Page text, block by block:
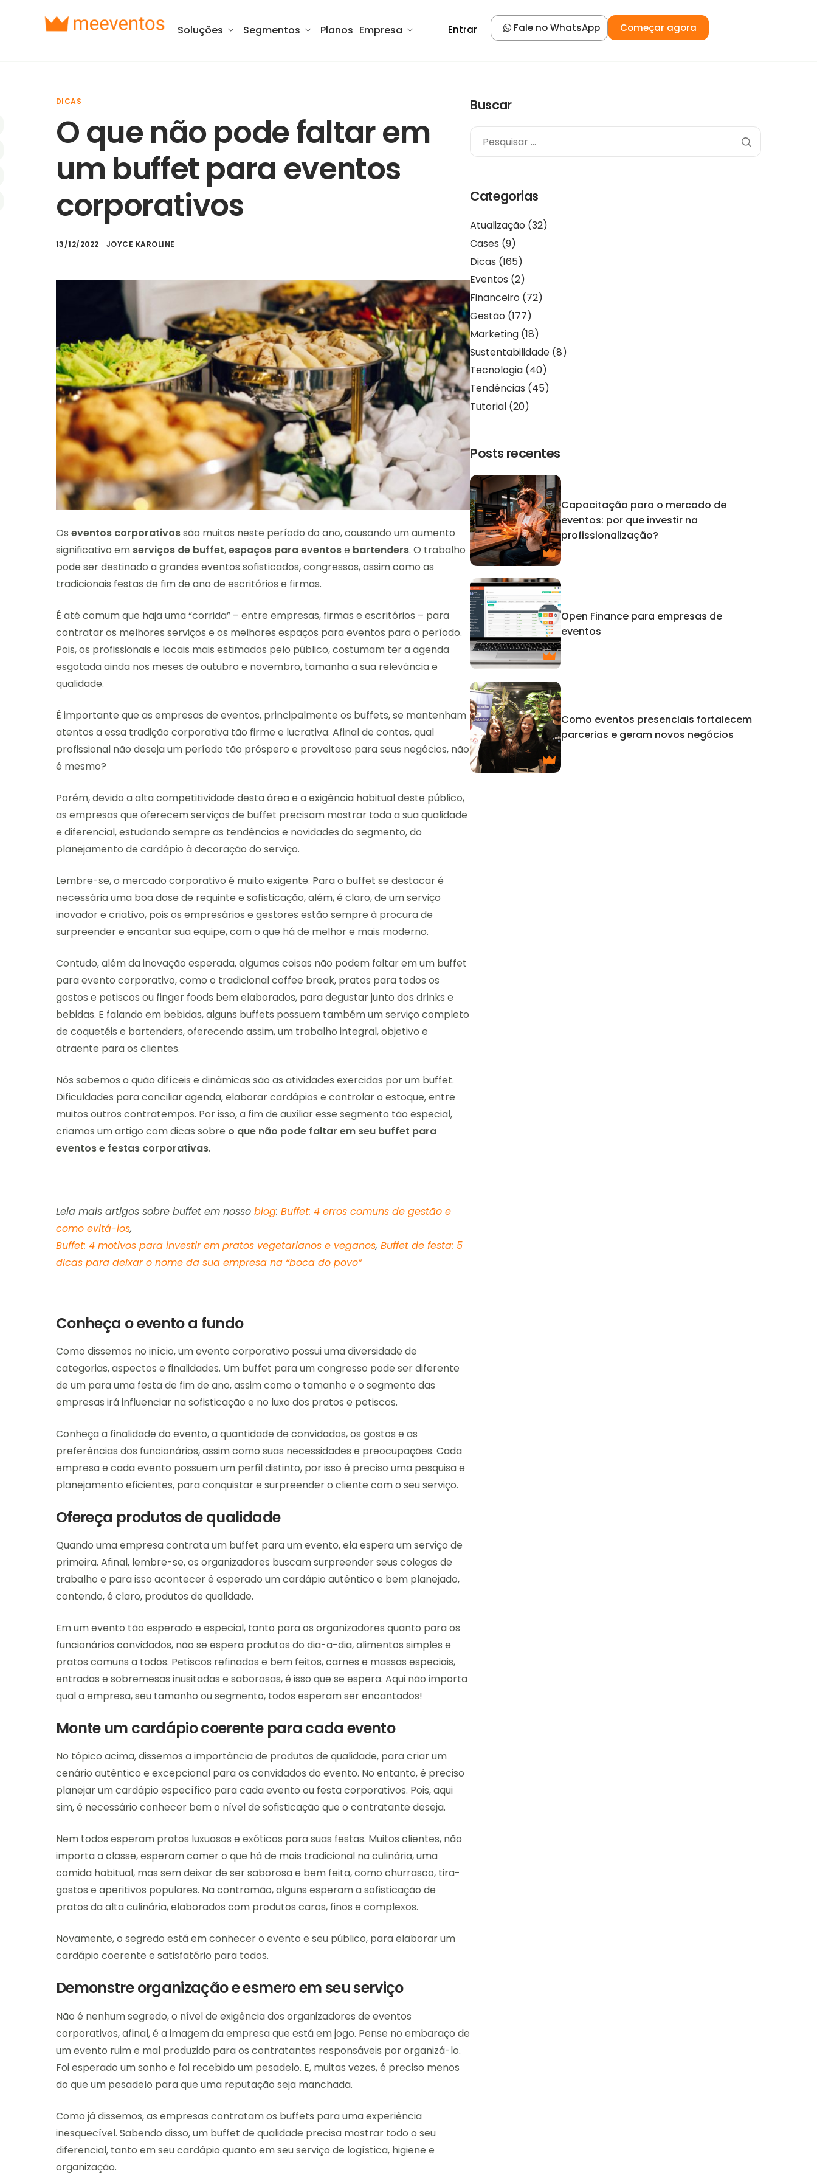
Soluções Segmentos Planos Empresa Entrar Fale no WhatsApp Começar agora
DICAS
O que não pode faltar em
um buffet para eventos
corporativos
13/12/2022 JOYCE KAROLINE
Os eventos corporativossão muitos neste período do ano, causando um aumento
significativo em serviços de buffet,espaços para eventose bartenders. O trabalho
pode ser destinado a grandes eventos sofisticados, congressos, assim como as
tradicionais festas de fim de ano de escritórios e firmas.
É até comum que haja uma “corrida” – entre empresas, firmas e escritórios – para
contratar os melhores serviços e os melhores espaços para eventos para o período.
Pois, os profissionais e locais mais estimados pelo público, costumam ter a agenda
esgotada ainda nos meses de outubro e novembro, tamanha a sua relevância e
qualidade.
É importante que as empresas de eventos, principalmente os buffets, se mantenham
atentos a essa tradição corporativa tão firme e lucrativa. Afinal de contas, qual
profissional não deseja um período tão próspero e proveitoso para seus negócios, não
é mesmo?
Porém, devido a alta competitividade desta área e a exigência habitual deste público,
as empresas que oferecem serviços de buffet precisam mostrar toda a sua qualidade
e diferencial, estudando sempre as tendências e novidades do segmento, do
planejamento de cardápio à decoração do serviço.
Lembre-se, o mercado corporativo é muito exigente. Para o buffet se destacar é
necessária uma boa dose de requinte e sofisticação, além, é claro, de um serviço
inovador e criativo, pois os empresários e gestores estão sempre à procura de
surpreender e encantar sua equipe, com o que há de melhor e mais moderno.
Contudo, além da inovação esperada, algumas coisas não podem faltar em um buffet
para evento corporativo, como o tradicional coffee break, pratos para todos os
gostos e petiscos ou finger foods bem elaborados, para degustar junto dos drinks e
bebidas. E falando em bebidas, alguns buffets possuem também um serviço completo
de coquetéis e bartenders, oferecendo assim, um trabalho integral, objetivo e
atraente para os clientes.
Nós sabemos o quão difíceis e dinâmicas são as atividades exercidas por um buffet.
Dificuldades para conciliar agenda, elaborar cardápios e controlar o estoque, entre
muitos outros contratempos. Por isso, a fim de auxiliar esse segmento tão especial,
criamos um artigo com dicas sobre o que não pode faltar em seu buffet para
eventos e festas corporativas.
Leia mais artigos sobre buffet em nosso blog: Buffet: 4 erros comuns de gestão e
como evitá-los,
Buffet: 4 motivos para investir em pratos vegetarianos e veganos, Buffet de festa: 5
dicas para deixar o nome da sua empresa na “boca do povo”
Conheça o evento a fundo
Como dissemos no início, um evento corporativo possui uma diversidade de
categorias, aspectos e finalidades. Um buffet para um congresso pode ser diferente
de um para uma festa de fim de ano, assim como o tamanho e o segmento das
empresas irá influenciar na sofisticação e no luxo dos pratos e petiscos.
Conheça a finalidade do evento, a quantidade de convidados, os gostos e as
preferências dos funcionários, assim como suas necessidades e preocupações. Cada
empresa e cada evento possuem um perfil distinto, por isso é preciso uma pesquisa e
planejamento eficientes, para conquistar e surpreender o cliente com o seu serviço.
Ofereça produtos de qualidade
Quando uma empresa contrata um buffet para um evento, ela espera um serviço de
primeira. Afinal, lembre-se, os organizadores buscam surpreender seus colegas de
trabalho e para isso acontecer é esperado um cardápio autêntico e bem planejado,
contendo, é claro, produtos de qualidade.
Em um evento tão esperado e especial, tanto para os organizadores quanto para os
funcionários convidados, não se espera produtos do dia-a-dia, alimentos simples e
pratos comuns a todos. Petiscos refinados e bem feitos, carnes e massas especiais,
entradas e sobremesas inusitadas e saborosas, é isso que se espera. Aqui não importa
qual a empresa, seu tamanho ou segmento, todos esperam ser encantados!
Monte um cardápio coerente para cada evento
No tópico acima, dissemos a importância de produtos de qualidade, para criar um
cenário autêntico e excepcional para os convidados do evento. No entanto, é preciso
planejar um cardápio específico para cada evento ou festa corporativos. Pois, aqui
sim, é necessário conhecer bem o nível de sofisticação que o contratante deseja.
Nem todos esperam pratos luxuosos e exóticos para suas festas. Muitos clientes, não
importa a classe, esperam comer o que há de mais tradicional na culinária, uma
comida habitual, mas sem deixar de ser saborosa e bem feita, como churrasco, tira-
gostos e aperitivos populares. Na contramão, alguns esperam a sofisticação de
pratos da alta culinária, elaborados com produtos caros, finos e complexos.
Novamente, o segredo está em conhecer o evento e seu público, para elaborar um
cardápio coerente e satisfatório para todos.
Demonstre organização e esmero em seu serviço
Não é nenhum segredo, o nível de exigência dos organizadores de eventos
corporativos, afinal, é a imagem da empresa que está em jogo. Pense no embaraço de
um evento ruim e mal produzido para os contratantes responsáveis por organizá-lo.
Foi esperado um sonho e foi recebido um pesadelo. E, muitas vezes, é preciso menos
do que um pesadelo para que uma reputação seja manchada.
Como já dissemos, as empresas contratam os buffets para uma experiência
inesquecível. Sabendo disso, um buffet de qualidade precisa mostrar todo o seu
diferencial, tanto em seu cardápio quanto em seu serviço de logística, higiene e
organização.
Buscar
Categorias
Atualização (32)
Cases (9)
Dicas (165)
Eventos (2)
Financeiro (72)
Gestão (177)
Marketing (18)
Sustentabilidade (8)
Tecnologia (40)
Tendências (45)
Tutorial (20)
Posts recentes
Capacitação para o mercado de
eventos: por que investir na
profissionalização?
Open Finance para empresas de
eventos
Como eventos presenciais fortalecem
parcerias e geram novos negócios